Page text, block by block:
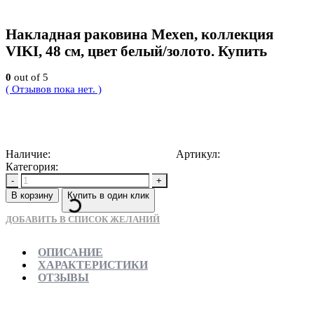
Накладная раковина Mexen, коллекция
VIKI, 48 см, цвет белый/золото. Купить
0 out of 5
( Отзывов пока нет. )
Наличие: Артикул:
Категория:
-
+
В корзину
Купить в один клик
ДОБАВИТЬ В СПИСОК ЖЕЛАНИЙ
ОПИСАНИЕ
ХАРАКТЕРИСТИКИ
ОТЗЫВЫ